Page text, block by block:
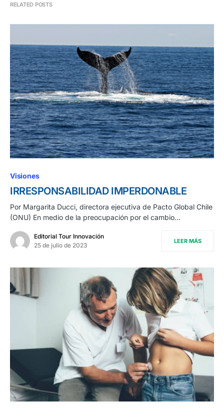
RELATED POSTS
Visiones
IRRESPONSABILIDAD IMPERDONABLE
Por Margarita Ducci, directora ejecutiva de Pacto Global Chile
(ONU) En medio de la preocupación por el cambio…
Editorial Tour Innovación
25 de julio de 2023
LEER MÁS